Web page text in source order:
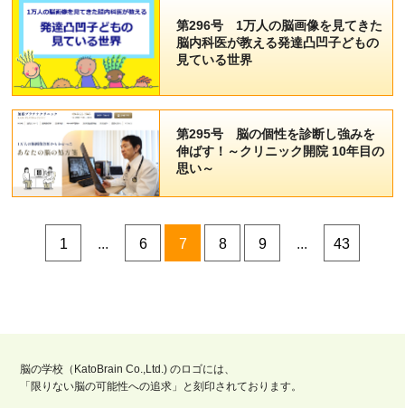
第296号 1万人の脳画像を見てきた
脳内科医が教える発達凸凹子どもの
見ている世界
第295号 脳の個性を診断し強みを
伸ばす！～クリニック開院 10年目の
思い～
1 ... 6 7 8 9 ... 43
脳の学校（KatoBrain Co.,Ltd.) のロゴには、
「限りない脳の可能性への追求」と刻印されております。